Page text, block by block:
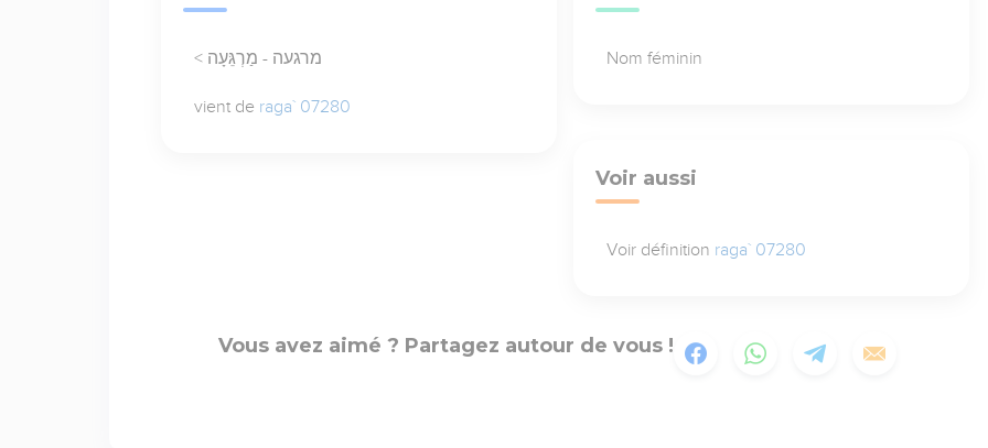
< מרגעה - מַרְגֵּעָה
vient de raga` 07280
Nom féminin
Voir aussi
Voir définition raga` 07280
Vous avez aimé ? Partagez autour de vous !